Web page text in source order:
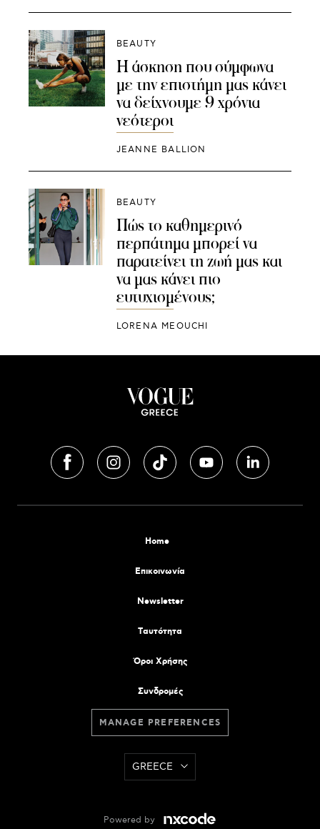
BEAUTY
Η άσκηση που σύμφωνα
με την επιστήμη μας κάνει
να δείχνουμε 9 χρόνια
νεότεροι
JEANNE BALLION
BEAUTY
Πώς το καθημερινό
περπάτημα μπορεί να
παρατείνει τη ζωή μας και
να μας κάνει πιο
ευτυχισμένους;
LORENA MEOUCHI
Home
Επικοινωνία
Newsletter
Tαυτότητα
Όροι Χρήσης
Συνδρομές
MANAGE PREFERENCES
GREECE
Powered by